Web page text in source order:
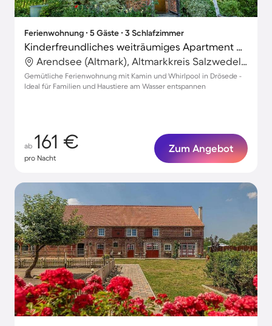
Ferienwohnung ∙ 5 Gäste ∙ 3 Schlafzimmer
Kinderfreundliches weiträumiges Apartment mit Terrasse, Garten und Whirlpool | Perfekt für die Arbeit von Zuhause | Hunde erlaubt
Arendsee (Altmark), Altmarkkreis Salzwedel, Deutschland
Gemütliche Ferienwohnung mit Kamin und Whirlpool in Drösede -
Ideal für Familien und Haustiere am Wasser entspannen
ab 161 €
pro Nacht
Zum Angebot